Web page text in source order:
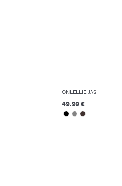
ONLELLIE JAS
49.99 €